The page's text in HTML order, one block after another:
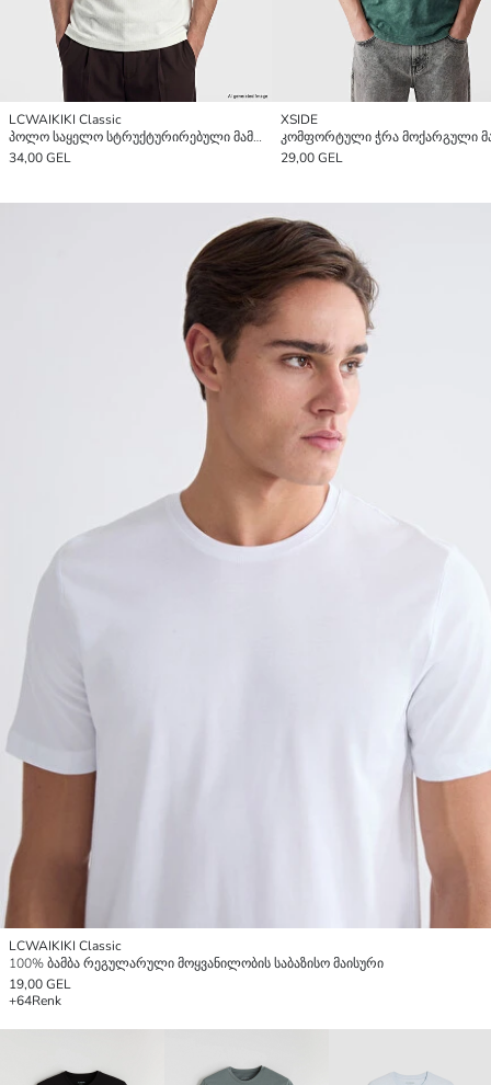
LCWAIKIKI Classic
პოლო საყელო სტრუქტურირებული მამაკაცების მაისური
34,00 GEL
XSIDE
29,00 GEL
LCWAIKIKI Classic
100% ბამბა რეგულარული მოყვანილობის საბაზისო მაისური
19,00 GEL
+64Renk